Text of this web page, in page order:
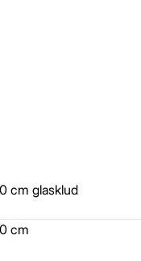
cm glasklud
cm